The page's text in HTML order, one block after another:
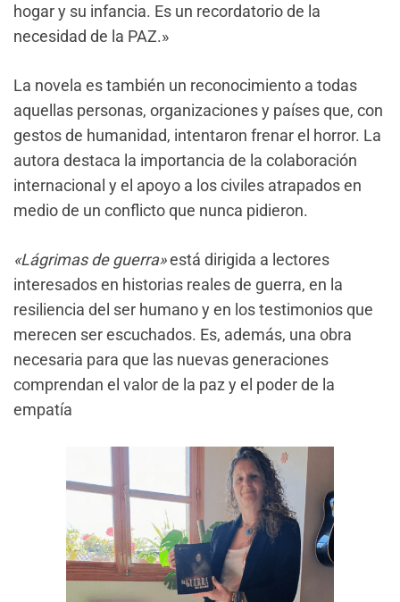
hogar y su infancia. Es un recordatorio de la
necesidad de la PAZ.»
La novela es también un reconocimiento a todas
aquellas personas, organizaciones y países que, con
gestos de humanidad, intentaron frenar el horror. La
autora destaca la importancia de la colaboración
internacional y el apoyo a los civiles atrapados en
medio de un conflicto que nunca pidieron.
«Lágrimas de guerra»está dirigida a lectores
interesados en historias reales de guerra, en la
resiliencia del ser humano y en los testimonios que
merecen ser escuchados. Es, además, una obra
necesaria para que las nuevas generaciones
comprendan el valor de la paz y el poder de la
empatía